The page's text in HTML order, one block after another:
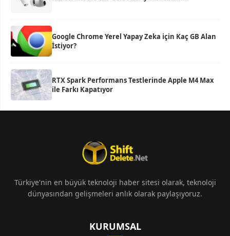
Google Chrome Yerel Yapay Zeka için Kaç GB Alan
İstiyor?
RTX Spark Performans Testlerinde Apple M4 Max
ile Farkı Kapatıyor
Türkiye'nin en büyük teknoloji haber sitesi olarak, teknoloji
dünyasından gelişmeleri anlık olarak paylaşıyoruz.
KURUMSAL